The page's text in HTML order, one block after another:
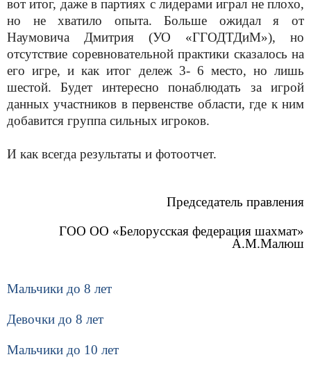
вот итог, даже в партиях с лидерами играл не плохо,
но не хватило опыта. Больше ожидал я от
Наумовича Дмитрия (УО «ГГОДТДиМ»), но
отсутствие соревновательной практики сказалось на
его игре, и как итог дележ 3- 6 место, но лишь
шестой. Будет интересно понаблюдать за игрой
данных участников в первенстве области, где к ним
добавится группа сильных игроков.
И как всегда результаты и фотоотчет.
Председатель правления
ГОО ОО «Белорусская федерация шахмат»
А.М.Малюш
Мальчики до 8 лет
Девочки до 8 лет
Мальчики до 10 лет